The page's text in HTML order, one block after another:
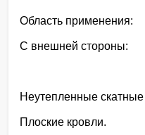
Область применения:
С внешней стороны:
Неутепленные скатные
Плоские кровли.